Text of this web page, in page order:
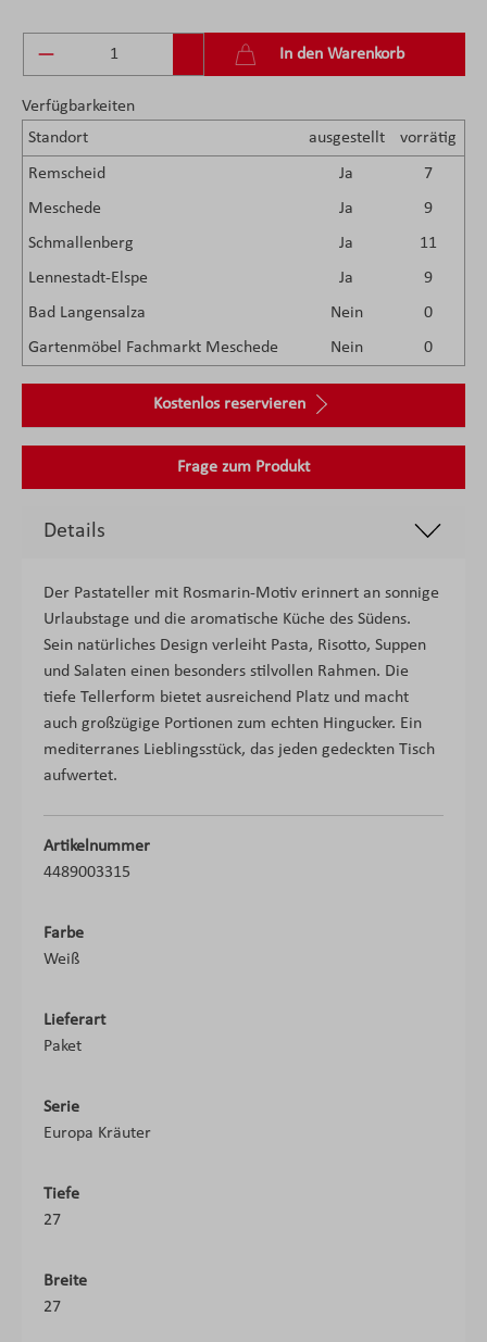
Produkt Anzahl: Gib den gewünschten Wert
In den Warenkorb
Verfügbarkeiten
Standort
ausgestellt vorrätig
Remscheid Ja
7
Meschede
Ja
9
Schmallenberg
Ja
11
Lennestadt-Elspe
Ja
9
Bad Langensalza
Nein
0
Gartenmöbel Fachmarkt Meschede
Nein 0
Kostenlos reservieren
Frage zum Produkt
Details
Der Pastateller mit Rosmarin-Motiv erinnert an sonnige
Urlaubstage und die aromatische Küche des Südens.
Sein natürliches Design verleiht Pasta, Risotto, Suppen
und Salaten einen besonders stilvollen Rahmen. Die
tiefe Tellerform bietet ausreichend Platz und macht
auch großzügige Portionen zum echten Hingucker. Ein
mediterranes Lieblingsstück, das jeden gedeckten Tisch
aufwertet.
Artikelnummer
4489003315
Farbe
Weiß
Lieferart
Paket
Serie
Europa Kräuter
Tiefe
27
Breite
27